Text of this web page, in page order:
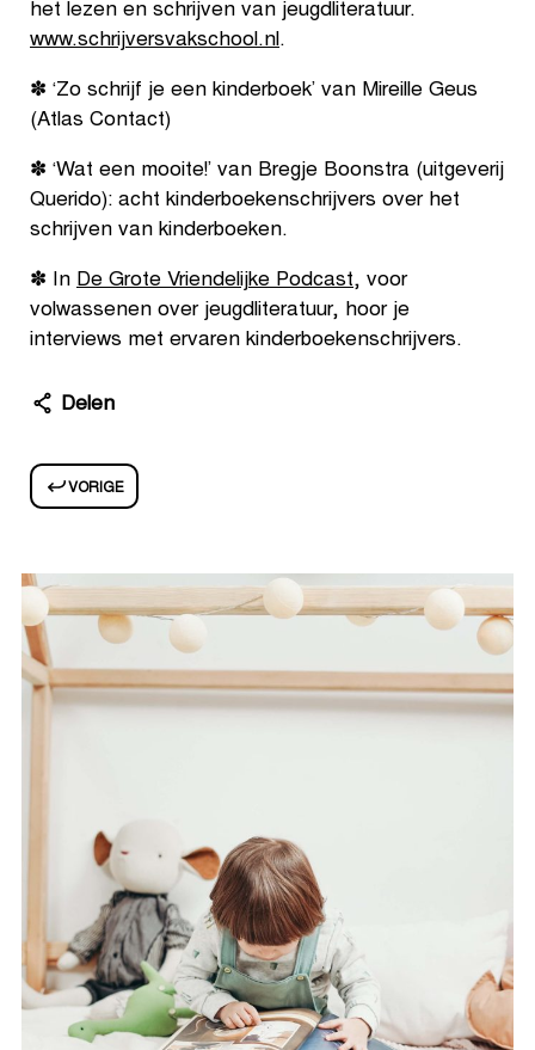
het lezen en schrijven van jeugdliteratuur.
www.schrijversvakschool.nl.
✽ ‘Zo schrijf je een kinderboek’ van Mireille Geus
(Atlas Contact)
✽ ‘Wat een mooite!’ van Bregje Boonstra (uitgeverij
Querido): acht kinderboekenschrijvers over het
schrijven van kinderboeken.
✽ In De Grote Vriendelijke Podcast, voor
volwassenen over jeugdliteratuur, hoor je
interviews met ervaren kinderboekenschrijvers.
Delen
VORIGE